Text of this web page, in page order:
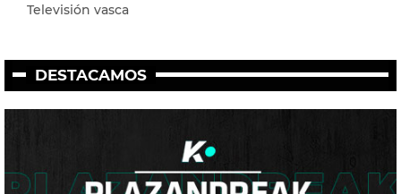
Televisión vasca
DESTACAMOS